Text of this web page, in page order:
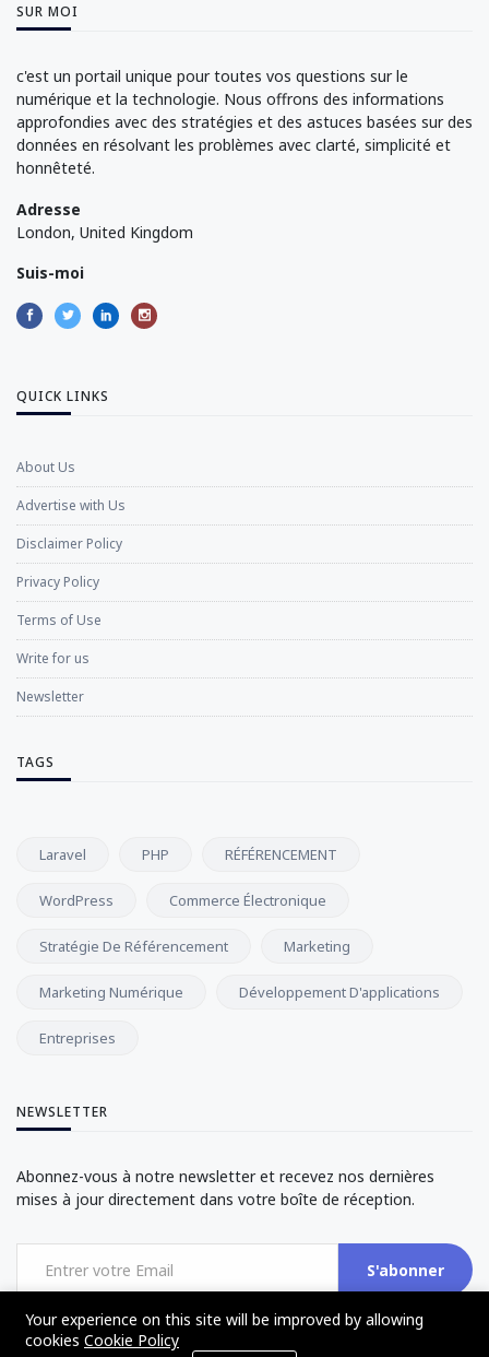
SUR MOI
c'est un portail unique pour toutes vos questions sur le
numérique et la technologie. Nous offrons des informations
approfondies avec des stratégies et des astuces basées sur des
données en résolvant les problèmes avec clarté, simplicité et
honnêteté.
Adresse
London, United Kingdom
Suis-moi
QUICK LINKS
About Us
Advertise with Us
Disclaimer Policy
Privacy Policy
Terms of Use
Write for us
Newsletter
TAGS
Laravel PHP RÉFÉRENCEMENT
WordPress Commerce Électronique
Stratégie De Référencement Marketing
Marketing Numérique Développement D'applications
Entreprises
NEWSLETTER
Abonnez-vous à notre newsletter et recevez nos dernières
mises à jour directement dans votre boîte de réception.
S'abonner
Your experience on this site will be improved by allowing
cookies Cookie Policy